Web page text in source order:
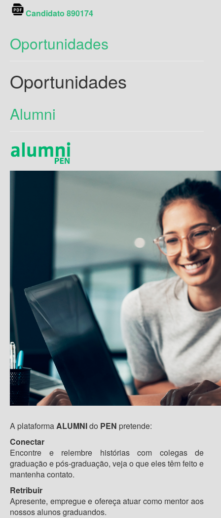
Candidato 890174
Oportunidades
Oportunidades
Alumni
A plataformaALUMNIdo PEN pretende:
Conectar
Encontre e relembre histórias com colegas de
graduação e pós-graduação, veja o que eles têm feito e
mantenha contato.
Retribuir
Apresente, empregue e ofereça atuar como mentor aos
nossos alunos graduandos.